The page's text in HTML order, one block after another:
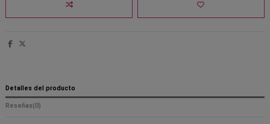
Detalles del producto
Reseñas(0)